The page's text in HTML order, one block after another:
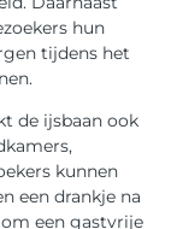
hun
tijdens het
de ijsbaan ook
kunnen
een drankje na
een gastvrije